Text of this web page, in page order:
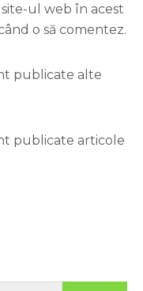
ul web în acest
o să comentez.
publicate alte
publicate articole